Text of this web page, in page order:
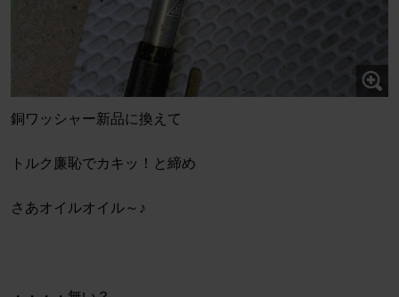
銅ワッシャー新品に換えて
トルク廉恥でカキッ！と締め
さあオイルオイル～♪